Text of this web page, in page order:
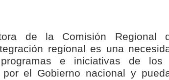
El Valle y la nación refuerzan
a las personas con discapacidad de
de la Comisión Regional
regional es una
e iniciativas de los
el Gobierno nacional y